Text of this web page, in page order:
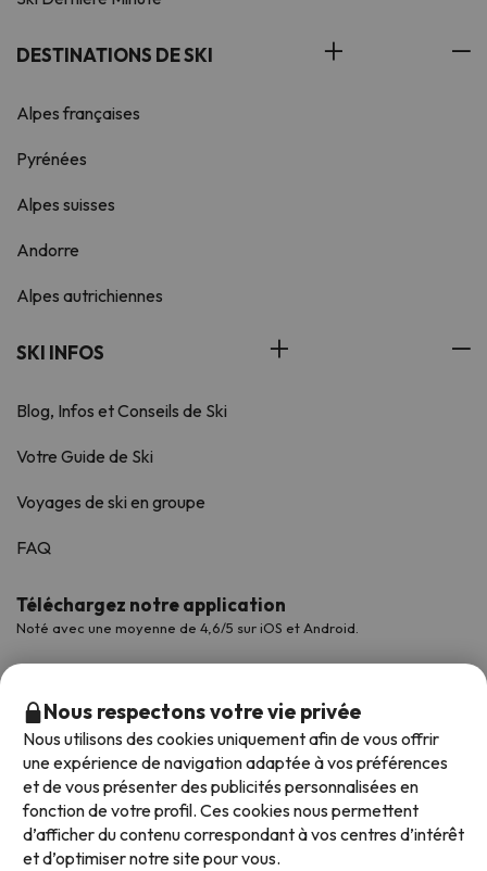
DESTINATIONS DE SKI
Alpes françaises
Pyrénées
Alpes suisses
Andorre
Alpes autrichiennes
SKI INFOS
Blog, Infos et Conseils de Ski
Votre Guide de Ski
Voyages de ski en groupe
FAQ
Téléchargez notre application
Noté avec une moyenne de 4,6/5 sur iOS et Android.
Modes de paiement disponibles
Nous respectons votre vie privée
Nous utilisons des cookies uniquement afin de vous offrir
une expérience de navigation adaptée à vos préférences
et de vous présenter des publicités personnalisées en
fonction de votre profil. Ces cookies nous permettent
d’afficher du contenu correspondant à vos centres d’intérêt
et d’optimiser notre site pour vous.